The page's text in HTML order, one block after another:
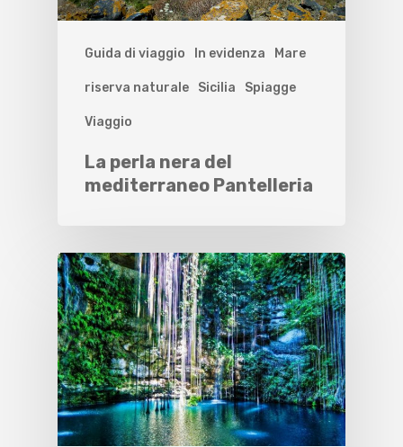
Guida di viaggio In evidenza Mare
riserva naturale Sicilia Spiagge
Viaggio
La perla nera del
mediterraneo Pantelleria